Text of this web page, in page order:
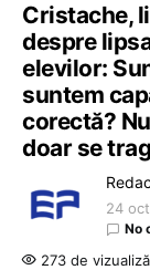
Cristache,
despre
elevilor:
suntem
corectă?
doar se
24
No
273 de